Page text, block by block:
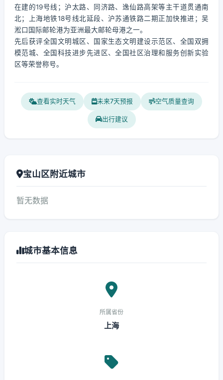
在建的19号线；沪太路、同济路、逸仙路高架等主干道贯通南
北；上海地铁18号线北延段、沪苏通铁路二期正加快推进；吴
淞口国际邮轮港为亚洲最大邮轮母港之一。
先后获评全国文明城区、国家生态文明建设示范区、全国双拥
模范城、全国科技进步先进区、全国社区治理和服务创新实验
区等荣誉称号。
查看实时天气 未来7天预报 空气质量查询
出行建议
宝山区附近城市
暂无数据
城市基本信息
所属省份
上海